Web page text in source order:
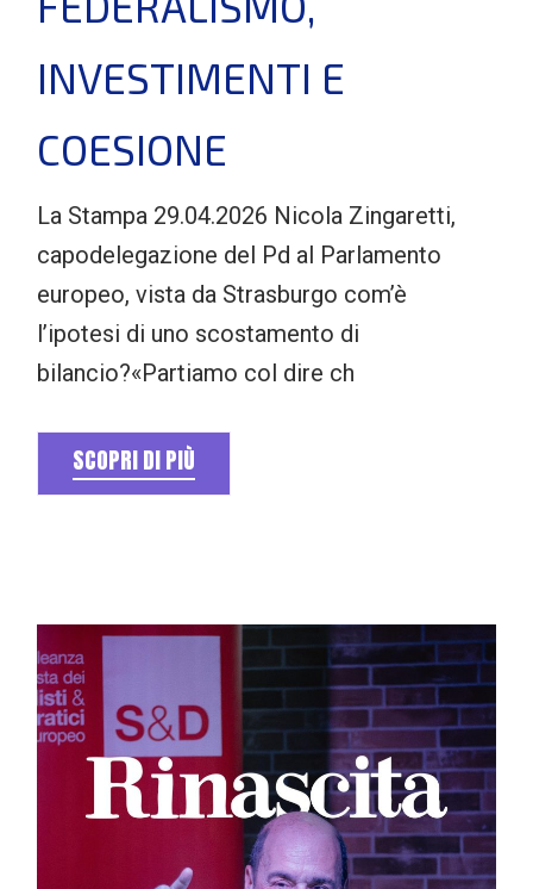
INVESTIMENTI E
COESIONE
La Stampa 29.04.2026 Nicola Zingaretti,
capodelegazione del Pd al Parlamento
europeo, vista da Strasburgo com’è
l’ipotesi di uno scostamento di
bilancio?«Partiamo col dire ch
SCOPRI DI PIÙ